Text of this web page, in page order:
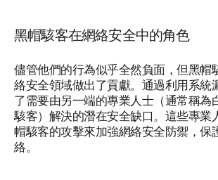
黑帽駭客在網絡安全中的角色
儘管他們的行為似乎全然負面，但黑帽
絡安全領域做出了貢獻。通過利用系統
了需要由另一端的專業人士（通常稱為
駭客）解決的潛在安全缺口。這些專業
帽駭客的攻擊來加強網絡安全防禦，保
絡。